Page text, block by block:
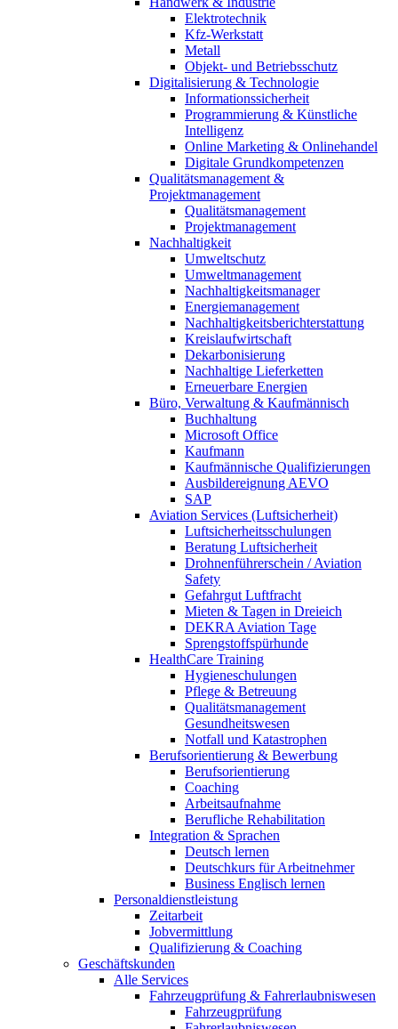
Elektrotechnik
Kfz-Werkstatt
Metall
Objekt- und Betriebsschutz
Digitalisierung & Technologie
Informationssicherheit
Programmierung & Künstliche
Intelligenz
Online Marketing & Onlinehandel
Digitale Grundkompetenzen
Qualitätsmanagement &
Projektmanagement
Qualitätsmanagement
Projektmanagement
Nachhaltigkeit
Umweltschutz
Umweltmanagement
Nachhaltigkeitsmanager
Energiemanagement
Nachhaltigkeitsberichterstattung
Kreislaufwirtschaft
Dekarbonisierung
Nachhaltige Lieferketten
Erneuerbare Energien
Büro, Verwaltung & Kaufmännisch
Buchhaltung
Microsoft Office
Kaufmann
Kaufmännische Qualifizierungen
Ausbildereignung AEVO
SAP
Aviation Services (Luftsicherheit)
Luftsicherheitsschulungen
Beratung Luftsicherheit
Drohnenführerschein / Aviation
Safety
Gefahrgut Luftfracht
Mieten & Tagen in Dreieich
DEKRA Aviation Tage
Sprengstoffspürhunde
HealthCare Training
Hygieneschulungen
Pflege & Betreuung
Qualitätsmanagement
Gesundheitswesen
Notfall und Katastrophen
Berufsorientierung & Bewerbung
Berufsorientierung
Coaching
Arbeitsaufnahme
Berufliche Rehabilitation
Integration & Sprachen
Deutsch lernen
Deutschkurs für Arbeitnehmer
Business Englisch lernen
Personaldienstleistung
Zeitarbeit
Jobvermittlung
Qualifizierung & Coaching
Geschäftskunden
Alle Services
Fahrzeugprüfung & Fahrerlaubniswesen
Fahrzeugprüfung